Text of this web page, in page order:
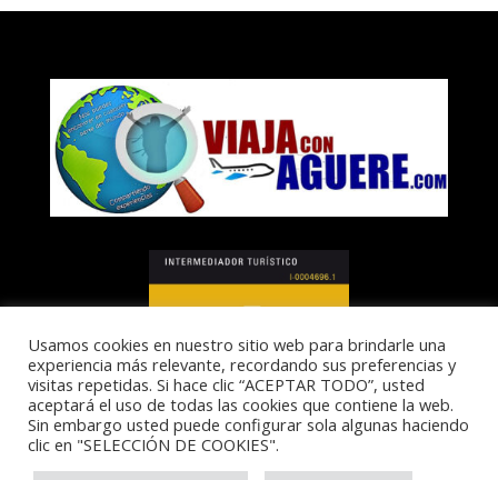
I-0004696.1
Usamos cookies en nuestro sitio web para brindarle una
experiencia más relevante, recordando sus preferencias y
visitas repetidas. Si hace clic “ACEPTAR TODO”, usted
aceptará el uso de todas las cookies que contiene la web.
Sin embargo usted puede configurar sola algunas haciendo
clic en "SELECCIÓN DE COOKIES".